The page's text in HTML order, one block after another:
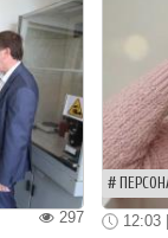
297 12:03